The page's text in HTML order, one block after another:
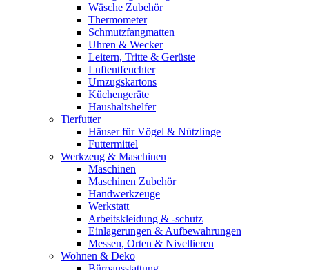
Wäsche Zubehör
Thermometer
Schmutzfangmatten
Uhren & Wecker
Leitern, Tritte & Gerüste
Luftentfeuchter
Umzugskartons
Küchengeräte
Haushaltshelfer
Tierfutter
Häuser für Vögel & Nützlinge
Futtermittel
Werkzeug & Maschinen
Maschinen
Maschinen Zubehör
Handwerkzeuge
Werkstatt
Arbeitskleidung & -schutz
Einlagerungen & Aufbewahrungen
Messen, Orten & Nivellieren
Wohnen & Deko